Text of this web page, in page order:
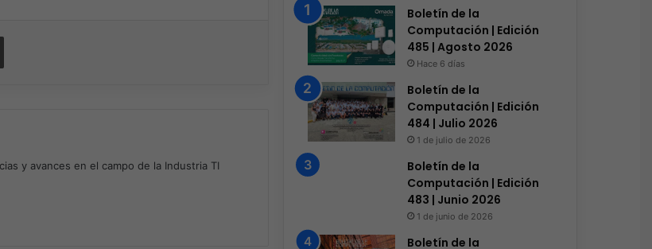
Imprimir
y avances en el campo de la Industria TI
Boletín de la
Computación | Edición
485 | Agosto 2026
Hace 6 días
Boletín de la
Computación | Edición
484 | Julio 2026
1 de julio de 2026
Boletín de la
Computación | Edición
483 | Junio 2026
1 de junio de 2026
Boletín de la